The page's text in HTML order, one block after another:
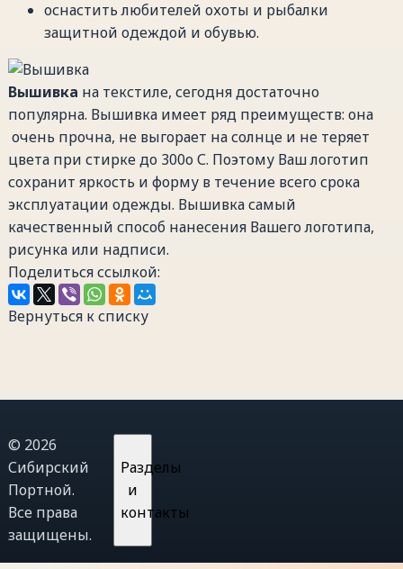
оснастить любителей охоты и рыбалки
защитной одеждой и обувью.
Вышивка на текстиле, сегодня достаточно
популярна. Вышивка имеет ряд преимуществ: она
очень прочна, не выгорает на солнце и не теряет
цвета при стирке до 300о С. Поэтому Ваш логотип
сохранит яркость и форму в течение всего срока
эксплуатации одежды. Вышивка самый
качественный способ нанесения Вашего логотипа,
рисунка или надписи.
Поделиться ссылкой:
Вернуться к списку
© 2026
Сибирский
Портной.
Все права
защищены.
Разделы
и
контакты